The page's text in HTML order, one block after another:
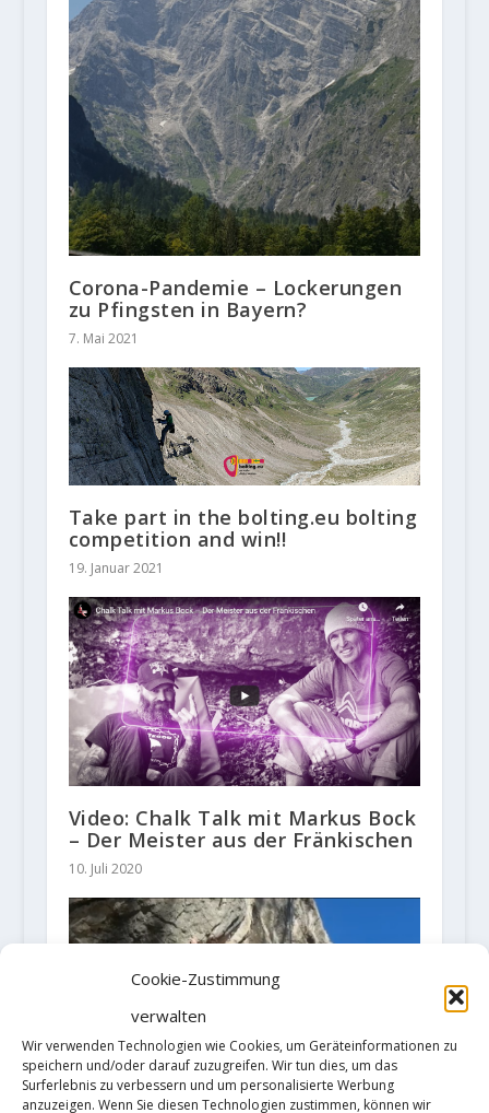
Cookie-Zustimmung
verwalten
Wir verwenden Technologien wie Cookies, um Geräteinformationen zu
speichern und/oder darauf zuzugreifen. Wir tun dies, um das
Surferlebnis zu verbessern und um personalisierte Werbung
anzuzeigen. Wenn Sie diesen Technologien zustimmen, können wir
Corona-Pandemie – Lockerungen
zu Pfingsten in Bayern?
7. Mai 2021
Take part in the bolting.eu bolting
competition and win!!
19. Januar 2021
Video: Chalk Talk mit Markus Bock
– Der Meister aus der Fränkischen
10. Juli 2020